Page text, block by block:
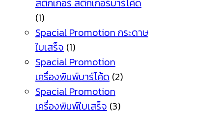
สติกเกอร์ สติกเกอร์บาร์โค้ด
(1)
Spacial Promotion กระดาษ
ใบเสร็จ (1)
Spacial Promotion
เครื่องพิมพ์บาร์โค้ด (2)
Spacial Promotion
เครื่องพิมพ์ใบเสร็จ (3)